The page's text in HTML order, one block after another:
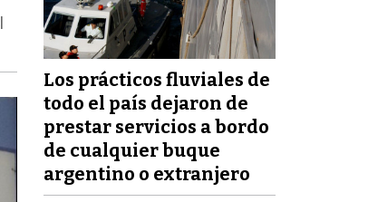
Los prácticos fluviales de
todo el país dejaron de
prestar servicios a bordo
de cualquier buque
argentino o extranjero